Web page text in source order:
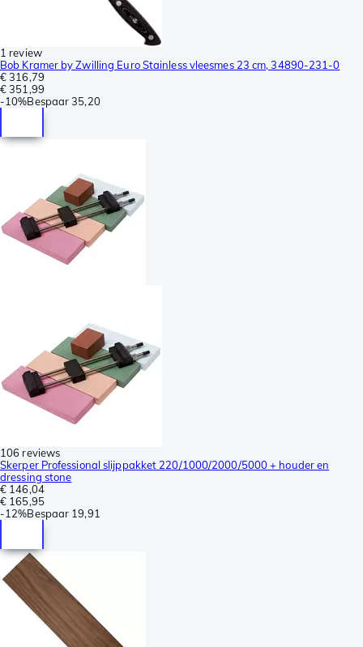
1 review
Bob Kramer by Zwilling Euro Stainless vleesmes 23 cm, 34890-231-0
€ 316,79
€ 351,99
-10%Bespaar 35,20
106 reviews
Skerper Professional slijppakket 220/1000/2000/5000 + houder en
dressing stone
€ 146,04
€ 165,95
-12%Bespaar 19,91